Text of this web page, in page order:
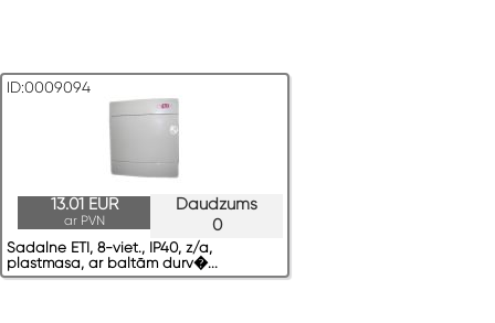
ID:0009094
Daudzums
0
13.01 EUR
ar PVN
Sadalne ETI, 8-viet., IP40, z/a,
plastmasa, ar baltām durv�...